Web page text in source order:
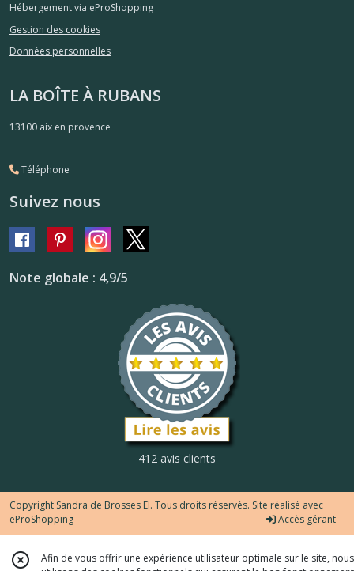
Hébergement via eProShopping
Gestion des cookies
Données personnelles
LA BOÎTE À RUBANS
13100 aix en provence
Téléphone
Suivez nous
Note globale : 4,9/5
412 avis clients
Copyright Sandra de Brosses EI. Tous droits réservés. Site réalisé avec
eProShopping
Accès gérant
Afin de vous offrir une expérience utilisateur optimale sur le site, nous